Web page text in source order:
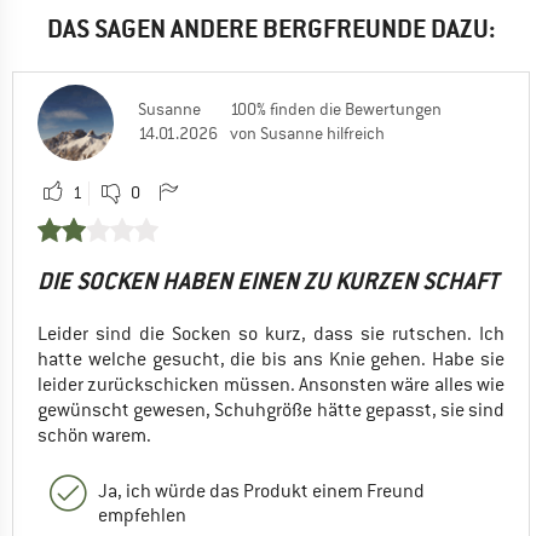
DAS SAGEN ANDERE BERGFREUNDE DAZU:
Susanne
14.01.2026
100% finden die Bewertungen
von Susanne hilfreich
1 0
DIE SOCKEN HABEN EINEN ZU KURZEN SCHAFT
Leider sind die Socken so kurz, dass sie rutschen. Ich
hatte welche gesucht, die bis ans Knie gehen. Habe sie
leider zurückschicken müssen. Ansonsten wäre alles wie
gewünscht gewesen, Schuhgröße hätte gepasst, sie sind
schön warem.
Ja, ich würde das Produkt einem Freund
empfehlen